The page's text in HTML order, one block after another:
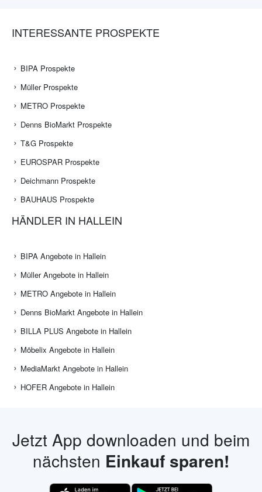
INTERESSANTE PROSPEKTE
BIPA Prospekte
Müller Prospekte
METRO Prospekte
Denns BioMarkt Prospekte
T&G Prospekte
EUROSPAR Prospekte
Deichmann Prospekte
BAUHAUS Prospekte
HÄNDLER IN HALLEIN
BIPA Angebote in Hallein
Müller Angebote in Hallein
METRO Angebote in Hallein
Denns BioMarkt Angebote in Hallein
BILLA PLUS Angebote in Hallein
Möbelix Angebote in Hallein
MediaMarkt Angebote in Hallein
HOFER Angebote in Hallein
Jetzt App downloaden und beim
nächsten Einkauf sparen!